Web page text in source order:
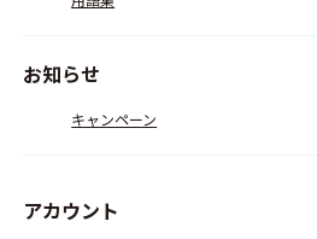
お知らせ
キャンペーン
アカウント